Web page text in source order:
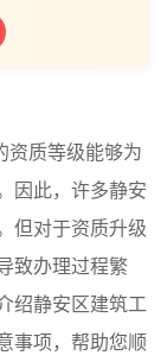
资质等级能够为
因此，许多静安
但对于资质升级
致办理过程繁
绍静安区建筑工
事项，帮助您顺